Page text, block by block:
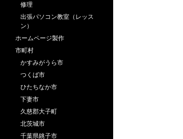
修理
出張パソコン教室（レッス
ン）
ホームページ製作
市町村
かすみがうら市
つくば市
ひたちなか市
下妻市
久慈郡大子町
北茨城市
千葉県銚子市